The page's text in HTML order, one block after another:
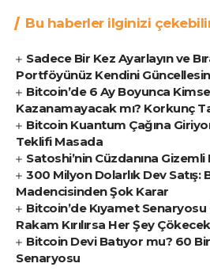
Bu haberler ilginizi
Sadece Bir Kez Ayarlayın ve
Portföyünüz Kendini Güncellesin
Bitcoin’de 6 Ay Boyunca
Kazanamayacak mı? Korkunç
Bitcoin Kuantum Çağına
Teklifi Masada
Satoshi’nin Cüzdanına
300 Milyon Dolarlık Dev Satış:
Madencisinden Şok Karar
Bitcoin’de Kıyamet
Rakam Kırılırsa Her Şey Çökecek
Bitcoin Devi Batıyor mu? 60
Senaryosu